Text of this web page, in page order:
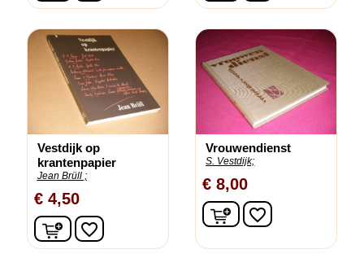
Vestdijk op
krantenpapier
Jean Brüll ;
€ 4,50
In winkelwagen
favorite_border
Vrouwendienst
S. Vestdijk;
€ 8,00
In winkelwagen
favorite_border